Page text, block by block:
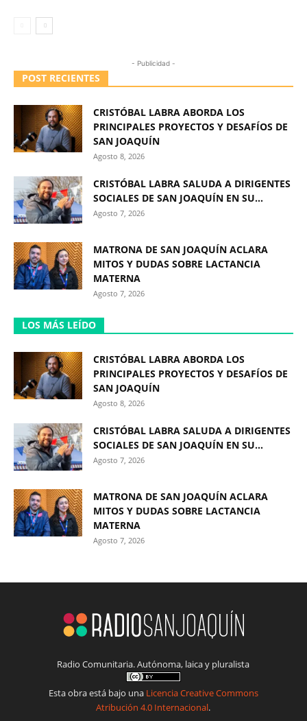
- Publicidad -
POST RECIENTES
CRISTÓBAL LABRA ABORDA LOS
PRINCIPALES PROYECTOS Y DESAFÍOS DE
SAN JOAQUÍN
Agosto 8, 2026
CRISTÓBAL LABRA SALUDA A DIRIGENTES
SOCIALES DE SAN JOAQUÍN EN SU...
Agosto 7, 2026
MATRONA DE SAN JOAQUÍN ACLARA
MITOS Y DUDAS SOBRE LACTANCIA
MATERNA
Agosto 7, 2026
LOS MÁS LEÍDO
CRISTÓBAL LABRA ABORDA LOS
PRINCIPALES PROYECTOS Y DESAFÍOS DE
SAN JOAQUÍN
Agosto 8, 2026
CRISTÓBAL LABRA SALUDA A DIRIGENTES
SOCIALES DE SAN JOAQUÍN EN SU...
Agosto 7, 2026
MATRONA DE SAN JOAQUÍN ACLARA
MITOS Y DUDAS SOBRE LACTANCIA
MATERNA
Agosto 7, 2026
Radio Comunitaria. Autónoma, laica y pluralista
Esta obra está bajo una Licencia Creative Commons
Atribución 4.0 Internacional.